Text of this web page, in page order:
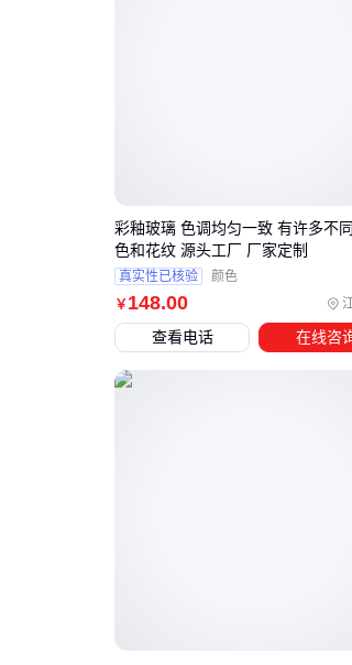
￥ 148.00
彩釉玻璃 色调均匀一致 有许多不
色和花纹 源头工厂 厂家定制
真实性已核验 颜色
查看电话 在线咨